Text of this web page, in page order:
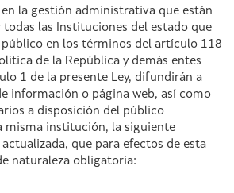
la gestión administrativa que están
todas las Instituciones del estado que
en los términos del artículo 118
de la República y demás entes
1 de la presente Ley, difundirán a
información o página web, así como
a disposición del público
misma institución, la siguiente
que para efectos de esta
naturaleza obligatoria: